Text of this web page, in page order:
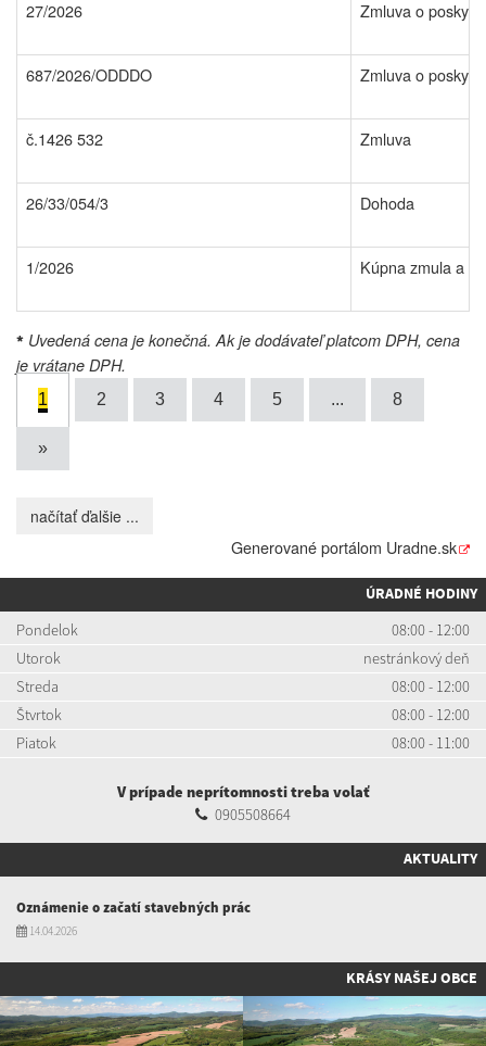
27/2026 Zmluva o
687/2026/ODDDO Zmluva o
č.1426 532 Zmluva
26/33/054/3 Dohoda
1/2026 Kúpna zmula a
* Uvedená cena je konečná. Ak je dodávateľ platcom DPH, cena
je vrátane DPH.
1 2 3 4 5 ... 8
»
načítať ďalšie ...
Generované portálom Uradne.sk
ÚRADNÉ HODINY
Pondelok
08:00 - 12:00
Utorok
nestránkový deň
Streda
08:00 - 12:00
Štvrtok
08:00 - 12:00
Piatok
08:00 - 11:00
V prípade neprítomnosti treba volať
0905508664
AKTUALITY
Oznámenie o začatí stavebných prác
14.04.2026
KRÁSY NAŠEJ OBCE